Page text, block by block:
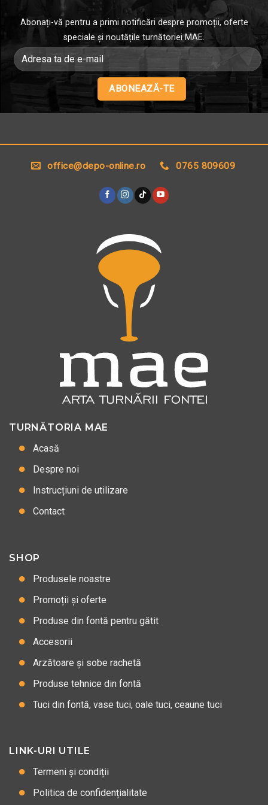
în
pagina
Abonați-vă pentru a primi notificări despre promoții, oferte
speciale și noutățile turnătoriei MAE.
Alternative:
office@depo-online.ro 0765 809609
TURNĂTORIA MAE
Acasă
Despre noi
Instrucțiuni de utilizare
Contact
SHOP
Produsele noastre
Promoții și oferte
Produse din fontă pentru gătit
Accesorii
Arzătoare și sobe rachetă
Produse tehnice din fontă
Tuci din fontă, vase tuci, oale tuci, ceaune tuci
LINK-URI UTILE
Termeni și condiții
Politica de confidențialitate